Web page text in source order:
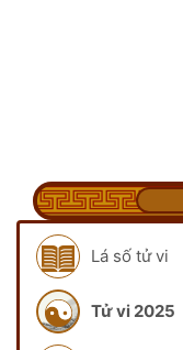
Lá số tử vi
Tử vi 2025